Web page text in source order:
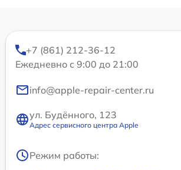
+7 (861) 212-36-12
Ежедневно с 9:00 до 21:00
info@apple-repair-center.ru
ул. Будённого, 123
Адрес сервисного центра Apple
Режим работы: